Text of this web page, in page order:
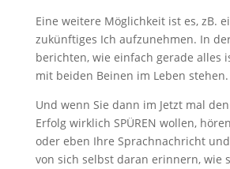
Eine weitere Möglichkeit ist es, zB.
zukünftiges Ich aufzunehmen. In
berichten, wie einfach gerade alles
mit beiden Beinen im Leben stehen.
Und wenn Sie dann im Jetzt mal
Erfolg wirklich SPÜREN wollen,
oder eben Ihre Sprachnachricht
von sich selbst daran erinnern, wie